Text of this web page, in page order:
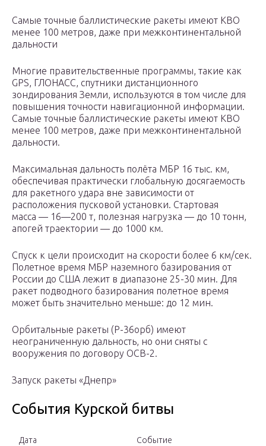
Самые точные баллистические ракеты имеют КВО
менее 100 метров, даже при межконтинентальной
дальности
Многие правительственные программы, такие как
GPS, ГЛОНАСС, спутники дистанционного
зондирования Земли, используются в том числе для
повышения точности навигационной информации.
Самые точные баллистические ракеты имеют КВО
менее 100 метров, даже при межконтинентальной
дальности.
Максимальная дальность полёта МБР 16 тыс. км,
обеспечивая практически глобальную досягаемость
для ракетного удара вне зависимости от
расположения пусковой установки. Стартовая
масса — 16—200 т, полезная нагрузка — до 10 тонн,
апогей траектории — до 1000 км.
Спуск к цели происходит на скорости более 6 км/сек.
Полетное время МБР наземного базирования от
России до США лежит в диапазоне 25-30 мин. Для
ракет подводного базирования полетное время
может быть значительно меньше: до 12 мин.
Орбитальные ракеты (Р-36орб) имеют
неограниченную дальность, но они сняты с
вооружения по договору ОСВ-2.
Запуск ракеты «Днепр»
События Курской битвы
Дата Событие